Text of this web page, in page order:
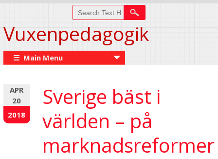
Vuxenpedagogik
☰ Main Menu
APR
20
2018
Sverige bäst i
världen – på
marknadsreformer